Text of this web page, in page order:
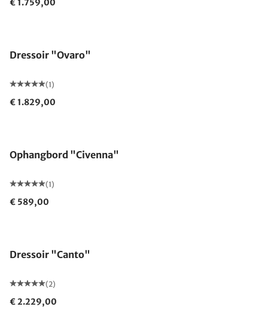
€ 1.759,00
Dressoir "Ovaro"
(1)
€ 1.829,00
Ophangbord "Civenna"
(1)
€ 589,00
Dressoir "Canto"
(2)
€ 2.229,00